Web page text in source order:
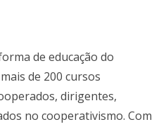
de educação do
de 200 cursos
dirigentes,
no cooperativismo. Com